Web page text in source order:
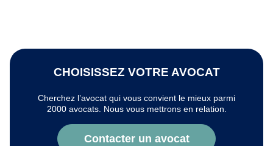
CHOISISSEZ VOTRE AVOCAT
Cherchez l’avocat qui vous convient le mieux parmi
2000 avocats. Nous vous mettrons en relation.
Contacter un avocat